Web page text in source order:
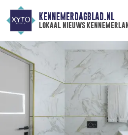
KENNEMERDAGBLAD.NL
lokaal nieuws